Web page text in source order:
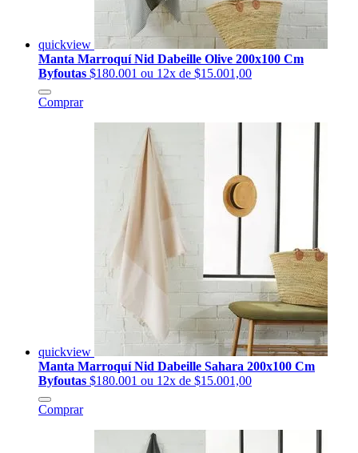
quickview
Manta Marroquí Nid Dabeille Olive 200x100 Cm
Byfoutas $180.001 ou 12x de $15.001,00
Comprar
quickview
Manta Marroquí Nid Dabeille Sahara 200x100 Cm
Byfoutas $180.001 ou 12x de $15.001,00
Comprar